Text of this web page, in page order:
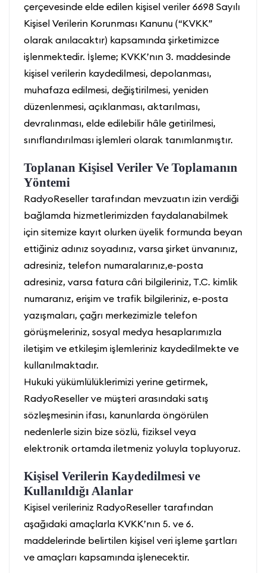
çerçevesinde elde edilen kişisel veriler 6698 Sayılı
Kişisel Verilerin Korunması Kanunu (“KVKK”
olarak anılacaktır) kapsamında şirketimizce
işlenmektedir. İşleme; KVKK’nın 3. maddesinde
kişisel verilerin kaydedilmesi, depolanması,
muhafaza edilmesi, değiştirilmesi, yeniden
düzenlenmesi, açıklanması, aktarılması,
devralınması, elde edilebilir hâle getirilmesi,
sınıflandırılması işlemleri olarak tanımlanmıştır.
Toplanan Kişisel Veriler Ve Toplamanın
Yöntemi
RadyoReseller tarafından mevzuatın izin verdiği
bağlamda hizmetlerimizden faydalanabilmek
için sitemize kayıt olurken üyelik formunda beyan
ettiğiniz adınız soyadınız, varsa şirket ünvanınız,
adresiniz, telefon numaralarınız,e-posta
adresiniz, varsa fatura câri bilgileriniz, T.C. kimlik
numaranız, erişim ve trafik bilgileriniz, e-posta
yazışmaları, çağrı merkezimizle telefon
görüşmeleriniz, sosyal medya hesaplarımızla
iletişim ve etkileşim işlemleriniz kaydedilmekte ve
kullanılmaktadır.
Hukuki yükümlülüklerimizi yerine getirmek,
RadyoReseller ve müşteri arasındaki satış
sözleşmesinin ifası, kanunlarda öngörülen
nedenlerle sizin bize sözlü, fiziksel veya
elektronik ortamda iletmeniz yoluyla topluyoruz.
Kişisel Verilerin Kaydedilmesi ve
Kullanıldığı Alanlar
Kişisel verileriniz RadyoReseller tarafından
aşağıdaki amaçlarla KVKK’nın 5. ve 6.
maddelerinde belirtilen kişisel veri işleme şartları
ve amaçları kapsamında işlenecektir.